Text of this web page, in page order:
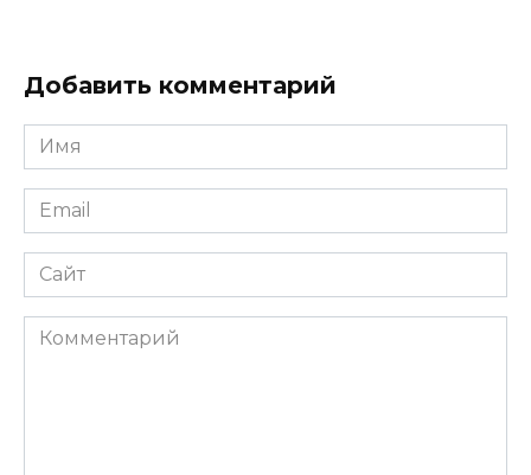
Добавить комментарий
Имя
Email
Сайт
Комментарий